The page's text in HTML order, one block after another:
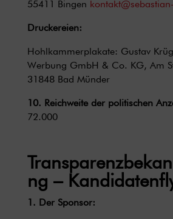
55411 Bingen
Druckereien:
Hohlkammerplakate: Gustav
Werbung GmbH & Co. KG, Am
31848 Bad Münder
10. Reichweite der politischen
72.000
ng –
1. Der Sponsor: